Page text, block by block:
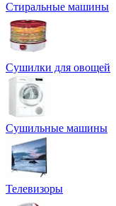
Стиральные машины
Сушилки для овощей
Сушильные машины
Телевизоры